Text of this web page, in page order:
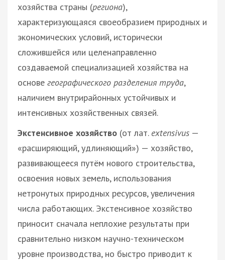
хозяйства страны (региона),
характеризующаяся своеобразием природных и
экономических условий, исторически
сложившейся или целенаправленно
создаваемой специализацией хозяйства на
основе географического разделения труда,
наличием внутрирайонных устойчивых и
интенсивных хозяйственных связей.
Экстенсивное хозяйство (от лат. extensivus —
«расширяющий, удлиняющий») — хозяйство,
развивающееся путём нового строительства,
освоения новых земель, использования
нетронутых природных ресурсов, увеличения
числа работающих. Экстенсивное хозяйство
приносит сначала неплохие результаты при
сравнительно низком научно-техническом
уровне производства, но быстро приводит к